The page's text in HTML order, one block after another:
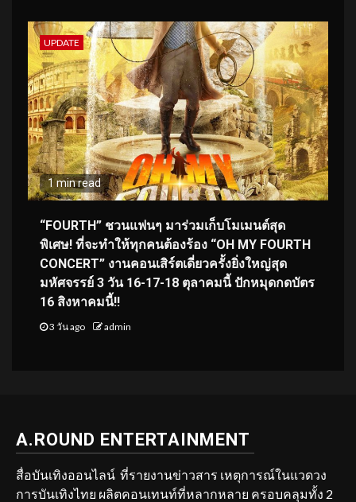
UPDATE
1 min read
“FOURTH” ชวนแฟนๆ มาร่วมเก็บโมเมนต์สุด
พิเศษ! ที่จะทำให้ทุกคนต้องร้อง “OH MY FOURTH
CONCERT” งานคอนเสิร์ตเดี่ยวครั้งยิ่งใหญ่สุด
มหัศจรรย์ 3 วัน 16-17-18 ตุลาคมนี้ ปักหมุดกดบัตร
16 สิงหาคมนี้!!
3 วัน ago admin
A.ROUND ENTERTAINMENT
สื่อบันเทิงออนไลน์ ที่รายงานข่าวสาร เหตุการณ์ในแวดวง
การบันเทิงไทย ผลิตคอนเทนท์ที่หลากหลาย ครอบคลุมทั้ง 2